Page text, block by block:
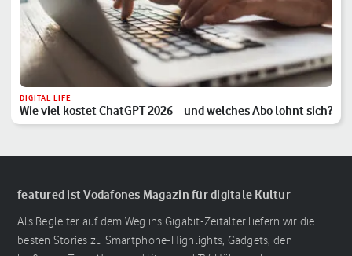
DIGITAL LIFE
Wie viel kostet ChatGPT 2026 – und welches Abo lohnt sich?
featured ist Vodafones Magazin für digitale Kultur
Als Begleiter auf dem Weg ins Gigabit-Zeitalter liefern wir die
besten Stories zu Smartphone-Highlights, Gadgets, den